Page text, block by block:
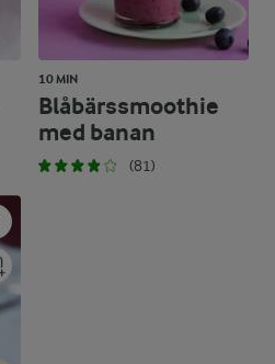
10 MIN
Blåbärssmoothie
med banan
(81)